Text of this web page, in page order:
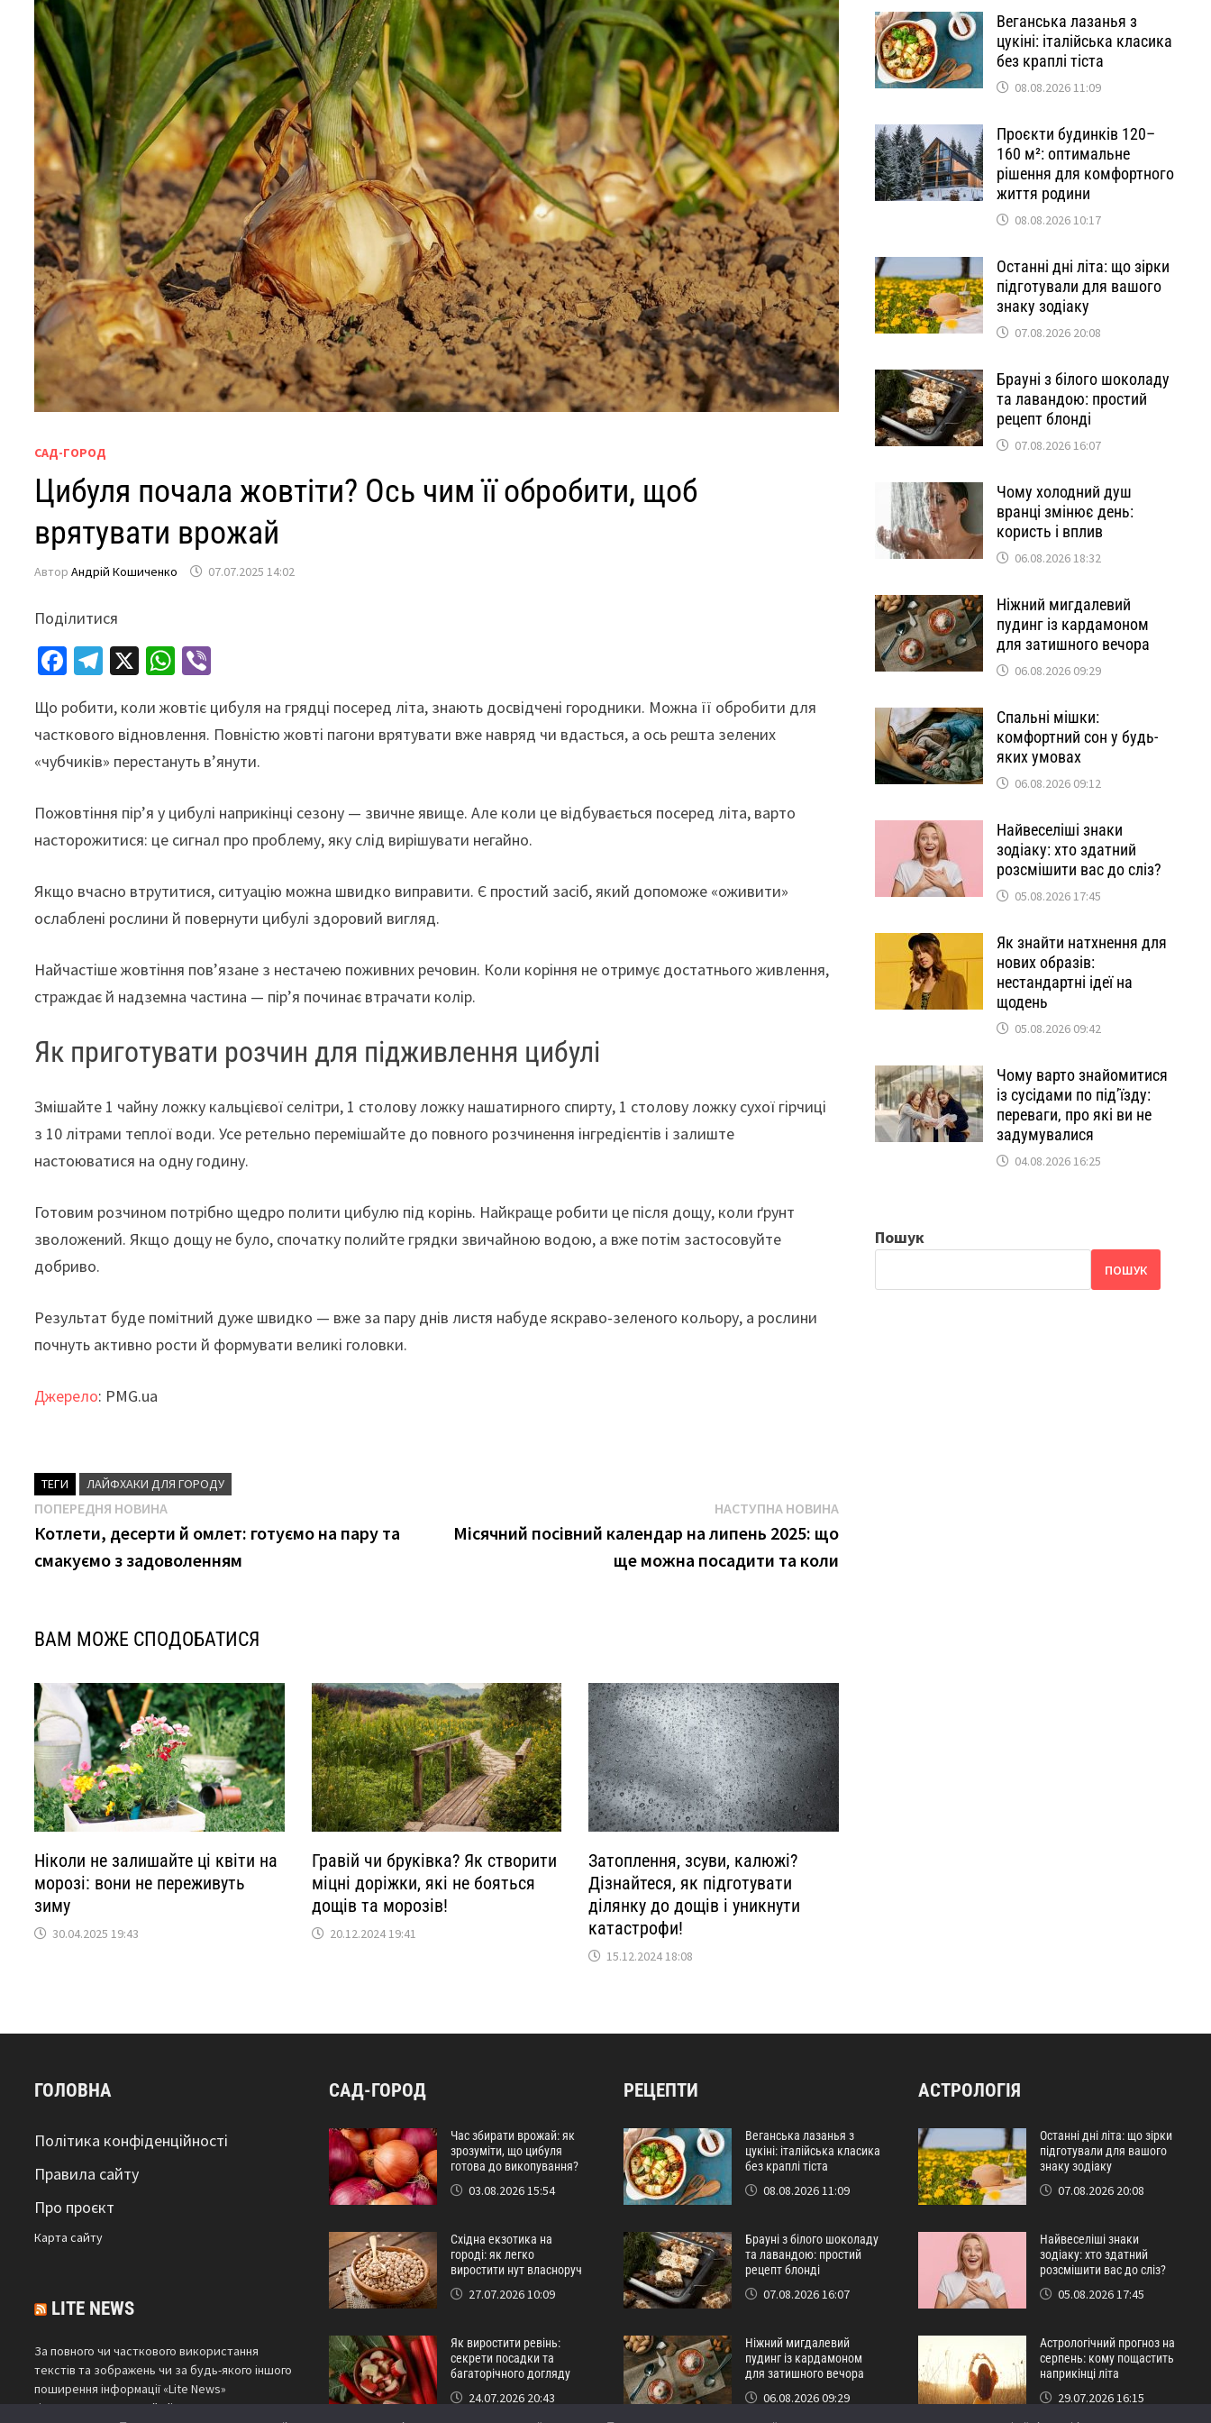
САД-ГОРОД
Цибуля почала жовтіти? Ось чим її обробити, щоб
врятувати врожай
АвторАндрій Кошиченко 07.07.2025 14:02
Поділитися
Fa
b
o
o
k
Te
gr
a
m
X
W
at
sA
p
p
er
Що робити, коли жовтіє цибуля на грядці посеред літа, знають досвідчені городники. Можна її обробити для
часткового відновлення. Повністю жовті пагони врятувати вже навряд чи вдасться, а ось решта зелених
«чубчиків» перестануть в’янути.
Пожовтіння пір’я у цибулі наприкінці сезону — звичне явище. Але коли це відбувається посеред літа, варто
насторожитися: це сигнал про проблему, яку слід вирішувати негайно.
Якщо вчасно втрутитися, ситуацію можна швидко виправити. Є простий засіб, який допоможе «оживити»
ослаблені рослини й повернути цибулі здоровий вигляд.
Найчастіше жовтіння пов’язане з нестачею поживних речовин. Коли коріння не отримує достатнього живлення,
страждає й надземна частина — пір’я починає втрачати колір.
Як приготувати розчин для підживлення цибулі
Змішайте 1 чайну ложку кальцієвої селітри, 1 столову ложку нашатирного спирту, 1 столову ложку сухої гірчиці
з 10 літрами теплої води. Усе ретельно перемішайте до повного розчинення інгредієнтів і залиште
настоюватися на одну годину.
Готовим розчином потрібно щедро полити цибулю під корінь. Найкраще робити це після дощу, коли ґрунт
зволожений. Якщо дощу не було, спочатку полийте грядки звичайною водою, а вже потім застосовуйте
добриво.
Результат буде помітний дуже швидко — вже за пару днів листя набуде яскраво-зеленого кольору, а рослини
почнуть активно рости й формувати великі головки.
Джерело: PMG.ua
ТЕГИ ЛАЙФХАКИ ДЛЯ ГОРОДУ
Навігація
записів
ПОПЕРЕДНЯ НОВИНА
новина
Котлети, десерти й омлет: готуємо на пару та
смакуємо з задоволенням
НАСТУПНА НОВИНАНаступна
новина
Місячний посівний календар на липень 2025: що
ще можна посадити та коли
ВАМ МОЖЕ СПОДОБАТИСЯ
Ніколи не залишайте ці квіти на
морозі: вони не переживуть
зиму
30.04.2025 19:43
Гравій чи бруківка? Як створити
міцні доріжки, які не бояться
дощів та морозів!
20.12.2024 19:41
Затоплення, зсуви, калюжі?
Дізнайтеся, як підготувати
ділянку до дощів і уникнути
катастрофи!
15.12.2024 18:08
Веганська лазанья з
цукіні: італійська класика
без краплі тіста
08.08.2026 11:09
Проєкти будинків 120–
160 м²: оптимальне
рішення для комфортного
життя родини
08.08.2026 10:17
Останні дні літа: що зірки
підготували для вашого
знаку зодіаку
07.08.2026 20:08
Брауні з білого шоколаду
та лавандою: простий
рецепт блонді
07.08.2026 16:07
Чому холодний душ
вранці змінює день:
користь і вплив
06.08.2026 18:32
Ніжний мигдалевий
пудинг із кардамоном
для затишного вечора
06.08.2026 09:29
Спальні мішки:
комфортний сон у будь-
яких умовах
06.08.2026 09:12
Найвеселіші знаки
зодіаку: хто здатний
розсмішити вас до сліз?
05.08.2026 17:45
Як знайти натхнення для
нових образів:
нестандартні ідеї на
щодень
05.08.2026 09:42
Чому варто знайомитися
із сусідами по під’їзду:
переваги, про які ви не
задумувалися
04.08.2026 16:25
Пошук
ПОШУК
ГОЛОВНА
Політика конфіденційності
Правила сайту
Про проєкт
Карта сайтy
LITE NEWS
За повного чи часткового використання
текстів та зображень чи за будь-якого іншого
поширення інформації «Lite News»
гіперпосилання на сайтlitenews.com.uaє
САД-ГОРОД
Час збирати врожай: як
зрозуміти, що цибуля
готова до викопування?
03.08.2026 15:54
Східна екзотика на
городі: як легко
виростити нут власноруч
27.07.2026 10:09
Як виростити ревінь:
секрети посадки та
багаторічного догляду
24.07.2026 20:43
РЕЦЕПТИ
Веганська лазанья з
цукіні: італійська класика
без краплі тіста
08.08.2026 11:09
Брауні з білого шоколаду
та лавандою: простий
рецепт блонді
07.08.2026 16:07
Ніжний мигдалевий
пудинг із кардамоном
для затишного вечора
06.08.2026 09:29
АСТРОЛОГІЯ
Останні дні літа: що зірки
підготували для вашого
знаку зодіаку
07.08.2026 20:08
Найвеселіші знаки
зодіаку: хто здатний
розсмішити вас до сліз?
05.08.2026 17:45
Астрологічний прогноз на
серпень: кому пощастить
наприкінці літа
29.07.2026 16:15